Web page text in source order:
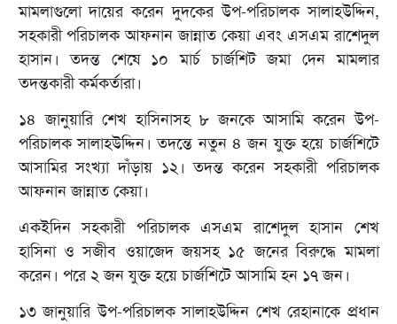
মামলাগুলো দায়ের করেন দুদকের উপ-পরিচালক সালাহউদ্দিন,
সহকারী পরিচালক আফনান জান্নাত কেয়া এবং এসএম রাশেদুল
হাসান। তদন্ত শেষে ১০ মার্চ চার্জশিট জমা দেন মামলার
তদন্তকারী কর্মকর্তারা।
১৪ জানুয়ারি শেখ হাসিনাসহ ৮ জনকে আসামি করেন উপ-
পরিচালক সালাহউদ্দিন। তদন্তে নতুন ৪ জন যুক্ত হয়ে চার্জশিটে
আসামির সংখ্যা দাঁড়ায় ১২। তদন্ত করেন সহকারী পরিচালক
আফনান জান্নাত কেয়া।
একইদিন সহকারী পরিচালক এসএম রাশেদুল হাসান শেখ
হাসিনা ও সজীব ওয়াজেদ জয়সহ ১৫ জনের বিরুদ্ধে মামলা
করেন। পরে ২ জন যুক্ত হয়ে চার্জশিটে আসামি হন ১৭ জন।
১৩ জানুয়ারি উপ-পরিচালক সালাহউদ্দিন শেখ রেহানাকে প্রধান